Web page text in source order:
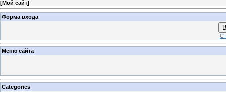
[Мой сайт]
Форма входа
Меню сайта
Categories